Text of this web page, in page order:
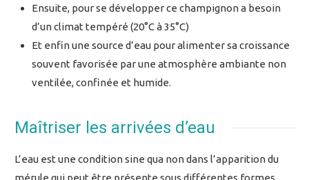
Ensuite, pour se développer ce champignon a besoin
d’un climat tempéré (20°C à 35°C)
Et enfin une source d’eau pour alimenter sa croissance
souvent favorisée par une atmosphère ambiante non
ventilée, confinée et humide.
Maîtriser les arrivées d’eau
L’eau est une condition sine qua non dans l’apparition du
mérule qui peut être présente sous différentes formes